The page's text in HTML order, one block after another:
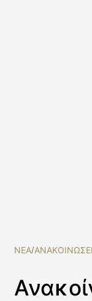
NEA/